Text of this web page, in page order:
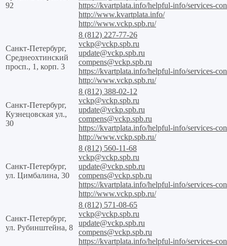
92
https://kvartplata.info/helpful-info/services-
http://www.kvartplata.info/
http://www.vckp.spb.ru/
Санкт-Петербург,
Среднеохтинский
просп., 1, корп. 3
8 (812) 227-77-26
vckp@vckp.spb.ru
update@vckp.spb.ru
compens@vckp.spb.ru
https://kvartplata.info/helpful-info/services-
http://www.vckp.spb.ru/
Санкт-Петербург,
Кузнецовская ул.,
30
8 (812) 388-02-12
vckp@vckp.spb.ru
update@vckp.spb.ru
compens@vckp.spb.ru
https://kvartplata.info/helpful-info/services-
http://www.vckp.spb.ru/
Санкт-Петербург,
ул. Цимбалина, 30
8 (812) 560-11-68
vckp@vckp.spb.ru
update@vckp.spb.ru
compens@vckp.spb.ru
https://kvartplata.info/helpful-info/services-
http://www.vckp.spb.ru/
Санкт-Петербург,
ул. Рубинштейна, 8
8 (812) 571-08-65
vckp@vckp.spb.ru
update@vckp.spb.ru
compens@vckp.spb.ru
https://kvartplata.info/helpful-info/services-